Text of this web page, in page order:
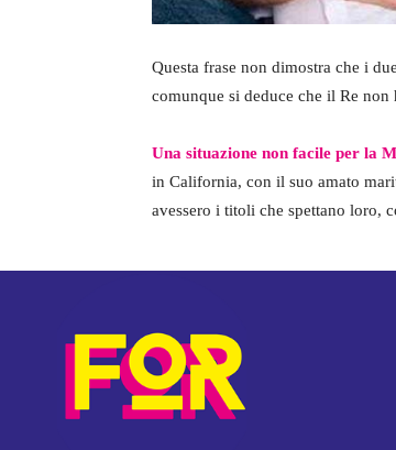
Questa frase non dimostra che i
comunque si deduce che il Re
Una situazione non facile per la
in California, con il suo amato
avessero i titoli che spettano loro,